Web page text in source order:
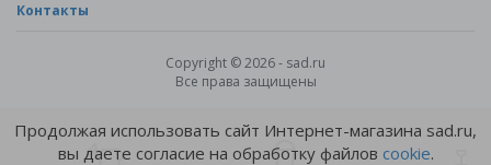
Контакты
Copyright © 2026 - sad.ru
Все права защищены
Продолжая использовать сайт Интернет-магазина sad.ru,
вы даете согласие на обработку файлов cookie.